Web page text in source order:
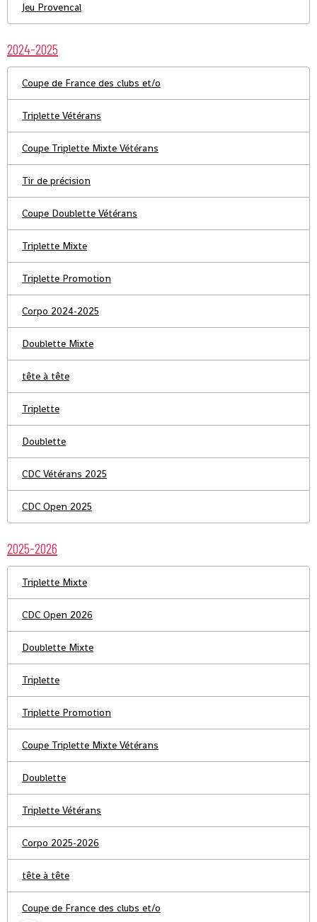
Jeu Provencal
2024-2025
Coupe de France des clubs et/o
Triplette Vétérans
Coupe Triplette Mixte Vétérans
Tir de précision
Coupe Doublette Vétérans
Triplette Mixte
Triplette Promotion
Corpo 2024-2025
Doublette Mixte
tête à tête
Triplette
Doublette
CDC Vétérans 2025
CDC Open 2025
2025-2026
Triplette Mixte
CDC Open 2026
Doublette Mixte
Triplette
Triplette Promotion
Coupe Triplette Mixte Vétérans
Doublette
Triplette Vétérans
Corpo 2025-2026
tête à tête
Coupe de France des clubs et/o